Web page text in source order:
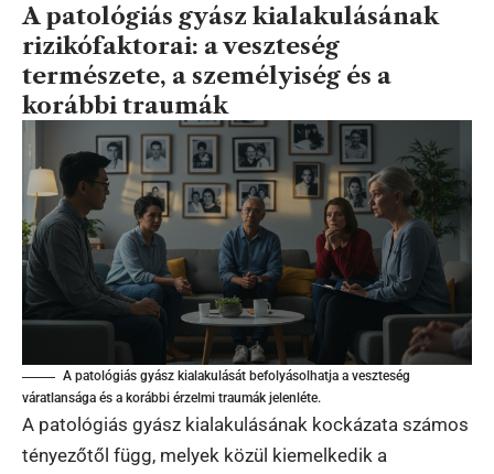
A patológiás gyász kialakulásának
rizikófaktorai: a veszteség
természete, a személyiség és a
korábbi traumák
A patológiás gyász kialakulását befolyásolhatja a veszteség
váratlansága és a korábbi érzelmi traumák jelenléte.
A patológiás gyász kialakulásának kockázata számos
tényezőtől függ, melyek közül kiemelkedik a